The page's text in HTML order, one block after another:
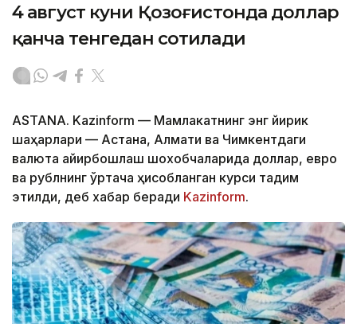
4 август куни Қозоғистонда доллар
қанча тенгедан сотилади
ASTANA. Kazinform — Мамлакатнинг энг йирик
шаҳарлари — Астана, Алмати ва Чимкентдаги
валюта айирбошлаш шохобчаларида доллар, евро
ва рублнинг ўртача ҳисобланган курси тақдим
этилди, деб хабар беради Kazinform.